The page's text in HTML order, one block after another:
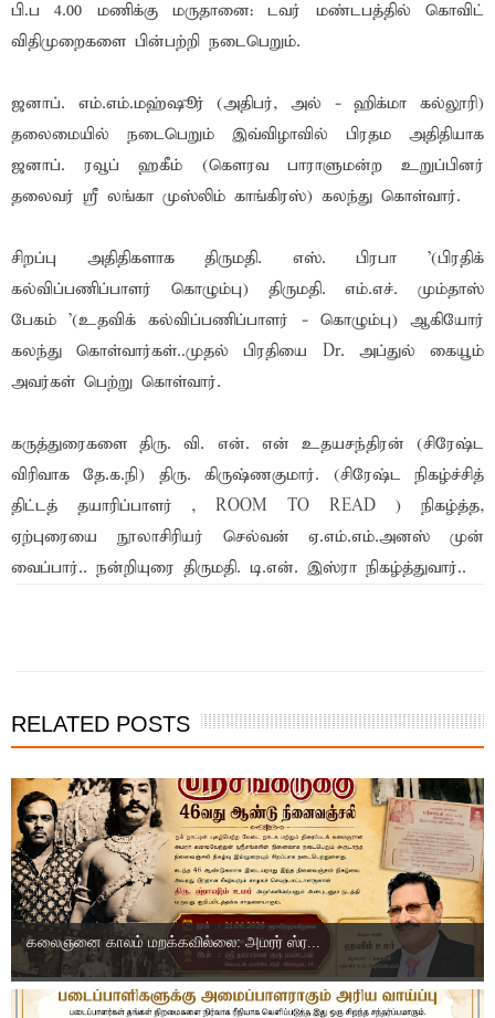
பி.ப 4.00 மணிக்கு மருதானை: டவர் மண்டபத்தில் கொவிட்
விதிமுறைகளை பின்பற்றி நடைபெறும்.
ஜனாப். எம்.எம்.மஹ்ஷூர் (அதிபர், அல் - ஹிக்மா கல்லூரி)
தலைமையில் நடைபெறும் இவ்விழாவில் பிரதம அதிதியாக
ஜனாப். ரவூப் ஹகீம் (கௌரவ பாராளுமன்ற உறுப்பினர்
தலைவர் ஸ்ரீ லங்கா முஸ்லிம் காங்கிரஸ்) கலந்து கொள்வார்.
சிறப்பு அதிதிகளாக திருமதி. எஸ். பிரபா '(பிரதிக்
கல்விப்பணிப்பாளர் கொழும்பு) திருமதி. எம்.எச். மும்தாஸ்
பேகம் '(உதவிக் கல்விப்பணிப்பாளர் - கொழும்பு) ஆகியோர்
கலந்து கொள்வார்கள்..முதல் பிரதியை Dr. அப்துல் கையூம்
அவர்கள் பெற்று கொள்வார்.
கருத்துரைகளை திரு. வி. என். என் உதயசந்திரன் (சிரேஷ்ட
விரிவாக தே.க.நி) திரு. கிருஷ்ணகுமார். (சிரேஷ்ட நிகழ்ச்சித்
திட்டத் தயாரிப்பாளர் , ROOM TO READ ) நிகழ்த்த,
ஏற்புரையை நூலாசிரியர் செல்வன் ஏ.எம்.எம்.அனஸ் முன்
வைப்பார்.. நன்றியுரை திருமதி. டி.என். இஸ்ரா நிகழ்த்துவார்..
RELATED POSTS
கலைஞனை காலம் மறக்கவில்லை: அமரர் ஸ்ர...